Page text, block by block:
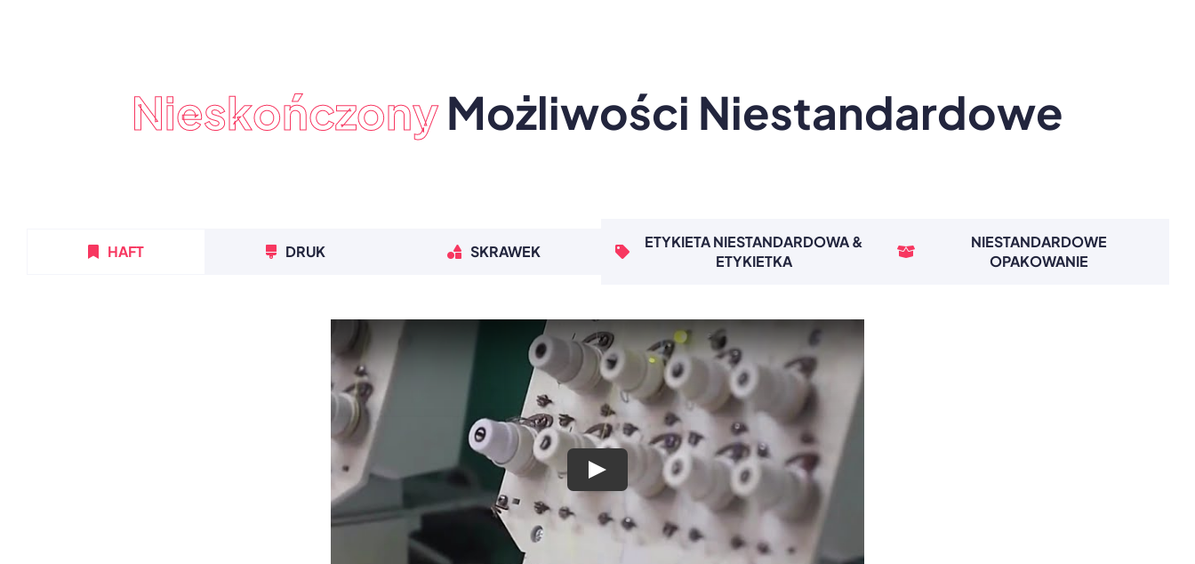
NieskończonyMożliwości Niestandardowe
HAFT DRUK SKRAWEK
ETYKIETA NIESTANDARDOWA &
ETYKIETKA
NIESTANDARDOWE
OPAKOWANIE